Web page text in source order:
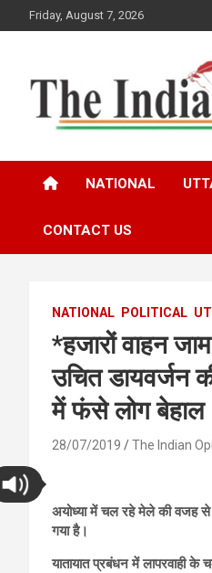
to
Friday, August 7, 2026
Indian
NATIONAL
CONTACT US
NATIONAL POLITICAL
*हजारों वाहन
उचित डायवर्जन
में फंसे लोग
28/07/2019 The Indian
अयोध्या में चल रहे मेले की वजह से
गया है।
यातायात प्रबंधन में लापरवाही